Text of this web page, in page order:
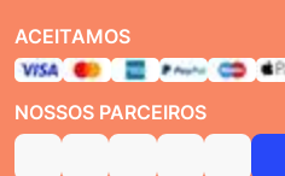
ACEITAMOS
NOSSOS PARCEIROS